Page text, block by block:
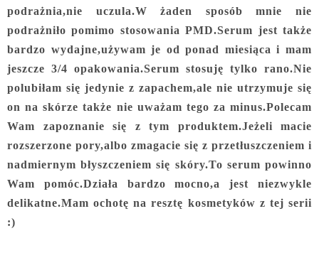
podrażnia,nie uczula.W żaden sposób mnie nie
podrażniło pomimo stosowania PMD.Serum jest także
bardzo wydajne,używam je od ponad miesiąca i mam
jeszcze 3/4 opakowania.Serum stosuję tylko rano.Nie
polubiłam się jedynie z zapachem,ale nie utrzymuje się
on na skórze także nie uważam tego za minus.Polecam
Wam zapoznanie się z tym produktem.Jeżeli macie
rozszerzone pory,albo zmagacie się z przetłuszczeniem i
nadmiernym błyszczeniem się skóry.To serum powinno
Wam pomóc.Działa bardzo mocno,a jest niezwykle
delikatne.Mam ochotę na resztę kosmetyków z tej serii
:)